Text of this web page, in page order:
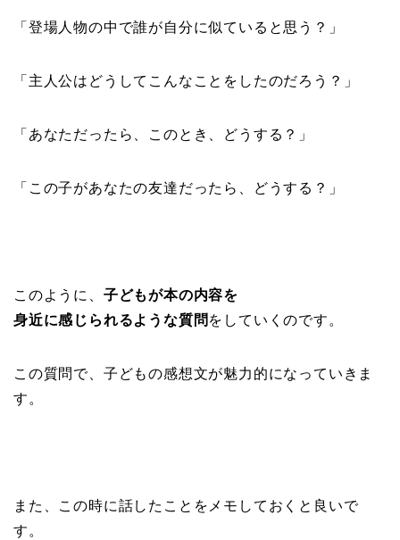
「登場人物の中で誰が自分に似ていると思う？」
「主人公はどうしてこんなことをしたのだろう？」
「あなただったら、このとき、どうする？」
「この子があなたの友達だったら、どうする？」
このように、 子どもが本の内容を
身近に感じられるような質問 をしていくのです。
この質問で、子どもの感想文が魅力的になっていきま
す。
また、この時に話したことをメモしておくと良いで
す。